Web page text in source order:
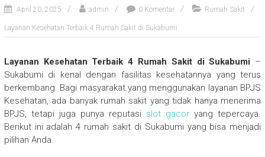
April 20, 2025 admin 0 Komentar Rumah Sakit
Layanan Kesehatan Terbaik 4 Rumah Sakit di Sukabumi
Layanan Kesehatan Terbaik 4 Rumah Sakit di Sukabumi –
Sukabumi di kenal dengan fasilitas kesehatannya yang terus
berkembang. Bagi masyarakat yang menggunakan layanan BPJS
Kesehatan, ada banyak rumah sakit yang tidak hanya menerima
BPJS, tetapi juga punya reputasi slot gacor yang tepercaya.
Berikut ini adalah 4 rumah sakit di Sukabumi yang bisa menjadi
pilihan Anda.